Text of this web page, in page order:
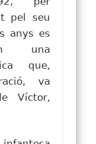
pel seu
anys es
una
que,
va
Víctor,